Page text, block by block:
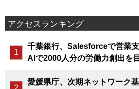
アクセスランキング
千葉銀行、Salesforceで営業支
AIで2000人分の労働力創出を
愛媛県庁、次期ネットワーク